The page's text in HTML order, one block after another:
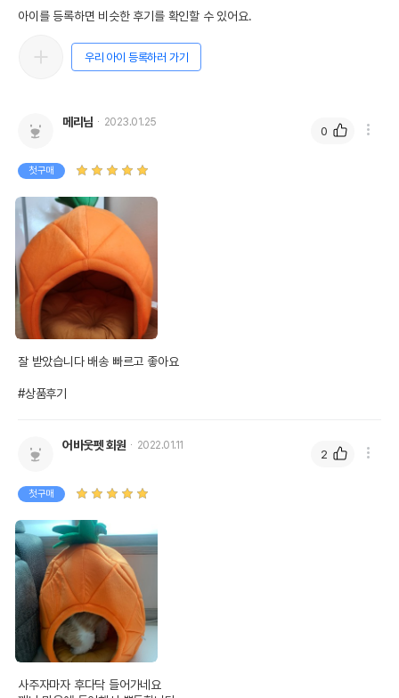
아이를 등록하면 비슷한 후기를 확인할 수 있어요.
우리 아이 등록하러 가기
메리님 2023.01.25
첫구매
잘 받았습니다 배송 빠르고 좋아요
#상품후기
0
어바웃펫 회원 2022.01.11
첫구매
사주자마자 후다닥 들어가네요
2